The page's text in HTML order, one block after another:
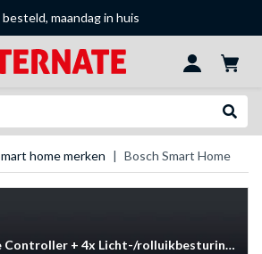
besteld, maandag in huis
home merken Bosch Smart Home
Bosch Smart Home Controller + 4x Licht-/rolluikbesturing II set